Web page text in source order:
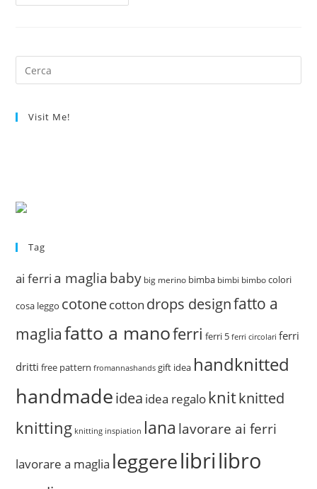
English
Visit Me!
Tag
ai ferri a maglia baby big merino bimba bimbi bimbo colori
cosa leggo cotonecotton drops designfatto a
magliafatto a manoferri ferri 5 ferri circolari ferri
dritti free pattern fromannashands gift idea handknitted
handmadeidea idea regalo knitknitted
knitting knitting inspiation lana lavorare ai ferri
lavorare a maglia leggerelibrilibro